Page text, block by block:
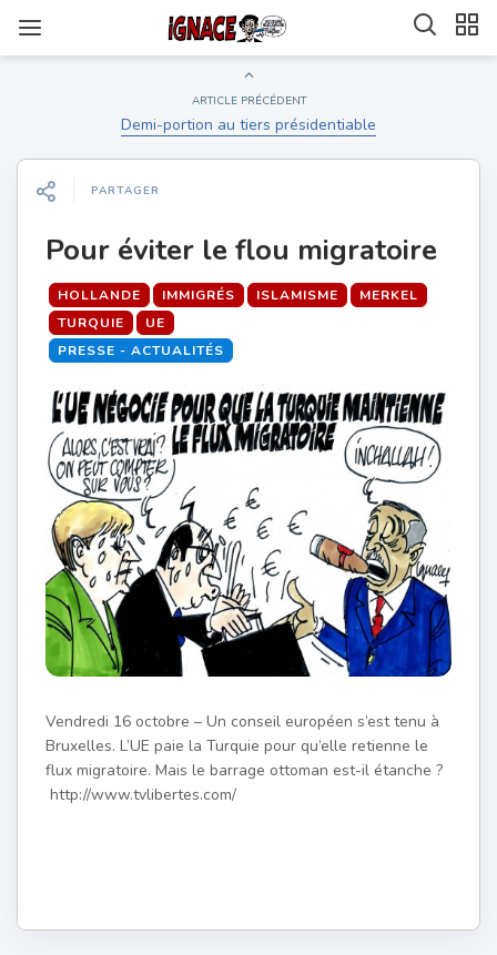
ARTICLE PRÉCÉDENT
Demi-portion au tiers présidentiable
PARTAGER
Pour éviter le flou migratoire
HOLLANDE IMMIGRÉS ISLAMISME
MERKEL
TURQUIE
UE
PRESSE - ACTUALITÉS
Vendredi 16 octobre – Un conseil européen s’est tenu à
Bruxelles. L’UE paie la Turquie pour qu’elle retienne le
flux migratoire. Mais le barrage ottoman est-il étanche ?
http://www.tvlibertes.com/